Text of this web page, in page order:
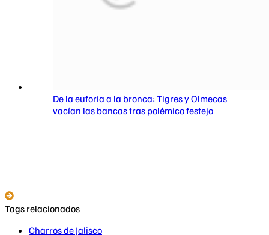
De la euforia a la bronca: Tigres y Olmecas
vacían las bancas tras polémico festejo
Tags relacionados
Charros de Jalisco